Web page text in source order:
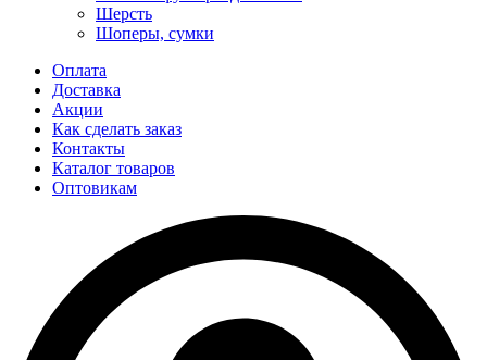
Шерсть
Шоперы, сумки
Оплата
Доставка
Акции
Как сделать заказ
Контакты
Каталог товаров
Оптовикам